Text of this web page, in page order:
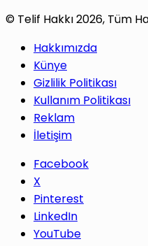
© Telif Hakkı 2026, Tüm
Hakkımızda
Künye
Gizlilik Politikası
Kullanım Politikası
Reklam
İletişim
Facebook
X
Pinterest
LinkedIn
YouTube